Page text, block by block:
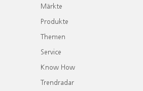
Märkte
Produkte
Themen
Service
Know How
Trendradar